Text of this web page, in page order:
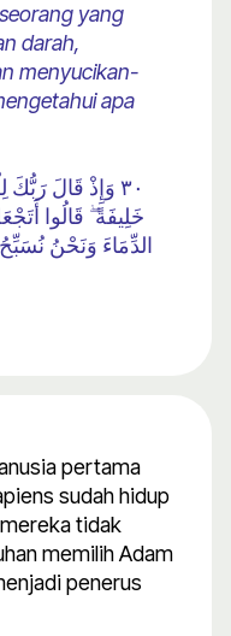
yang
darah,
menyucikan-
apa
٣٠ وَإِذْ قَالَ
خَلِيفَةً ۖ قَالُوا
الدِّمَاءَ وَنَحْنُ
pertama
sudah hidup
tidak
memilih Adam
penerus